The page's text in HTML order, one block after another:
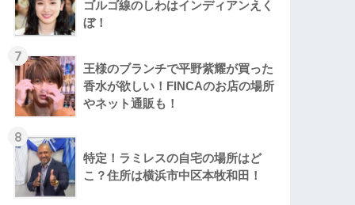
ゴルゴ線のしわはインディアンえく
ぼ！
7
王様のブランチで平野紫耀が買った
香水が欲しい！FINCAのお店の場所
やネット通販も！
8
特定！ラミレスの自宅の場所はど
こ？住所は横浜市中区本牧和田！